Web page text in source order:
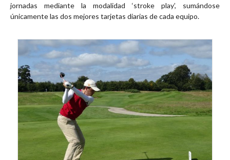
jornadas mediante la modalidad ‘stroke play’, sumándose
únicamente las dos mejores tarjetas diarias de cada equipo.